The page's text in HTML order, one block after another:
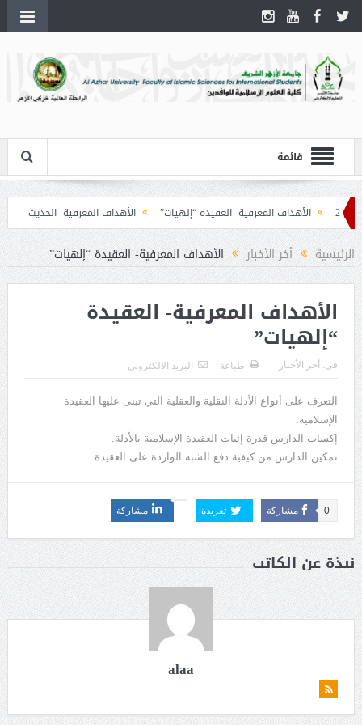
قائمة
الأهداف المعرفية- العقيدة “إلهيات” الأهداف المعرفية- الحديث
الرئيسية أخر الأخبار الأهداف المعرفية- العقيدة “إلهيات”
الأهداف المعرفية- العقيدة
“إلهيات”
فى: أخر الأخبار طباعة البريد الالكترونى
التعرف على أنواع الأدلة النقلية والعقلية التي تبنى عليها العقيدة
الإسلامية.
إكساب الدارس قدرة إثبات العقيدة الإسلامية بالأدلة.
تمكين الدارس من كيفية دفع الشبه الواردة على العقيدة.
مشاركة 0 تغريدة مشاركة
نبذة عن الكاتب
alaa